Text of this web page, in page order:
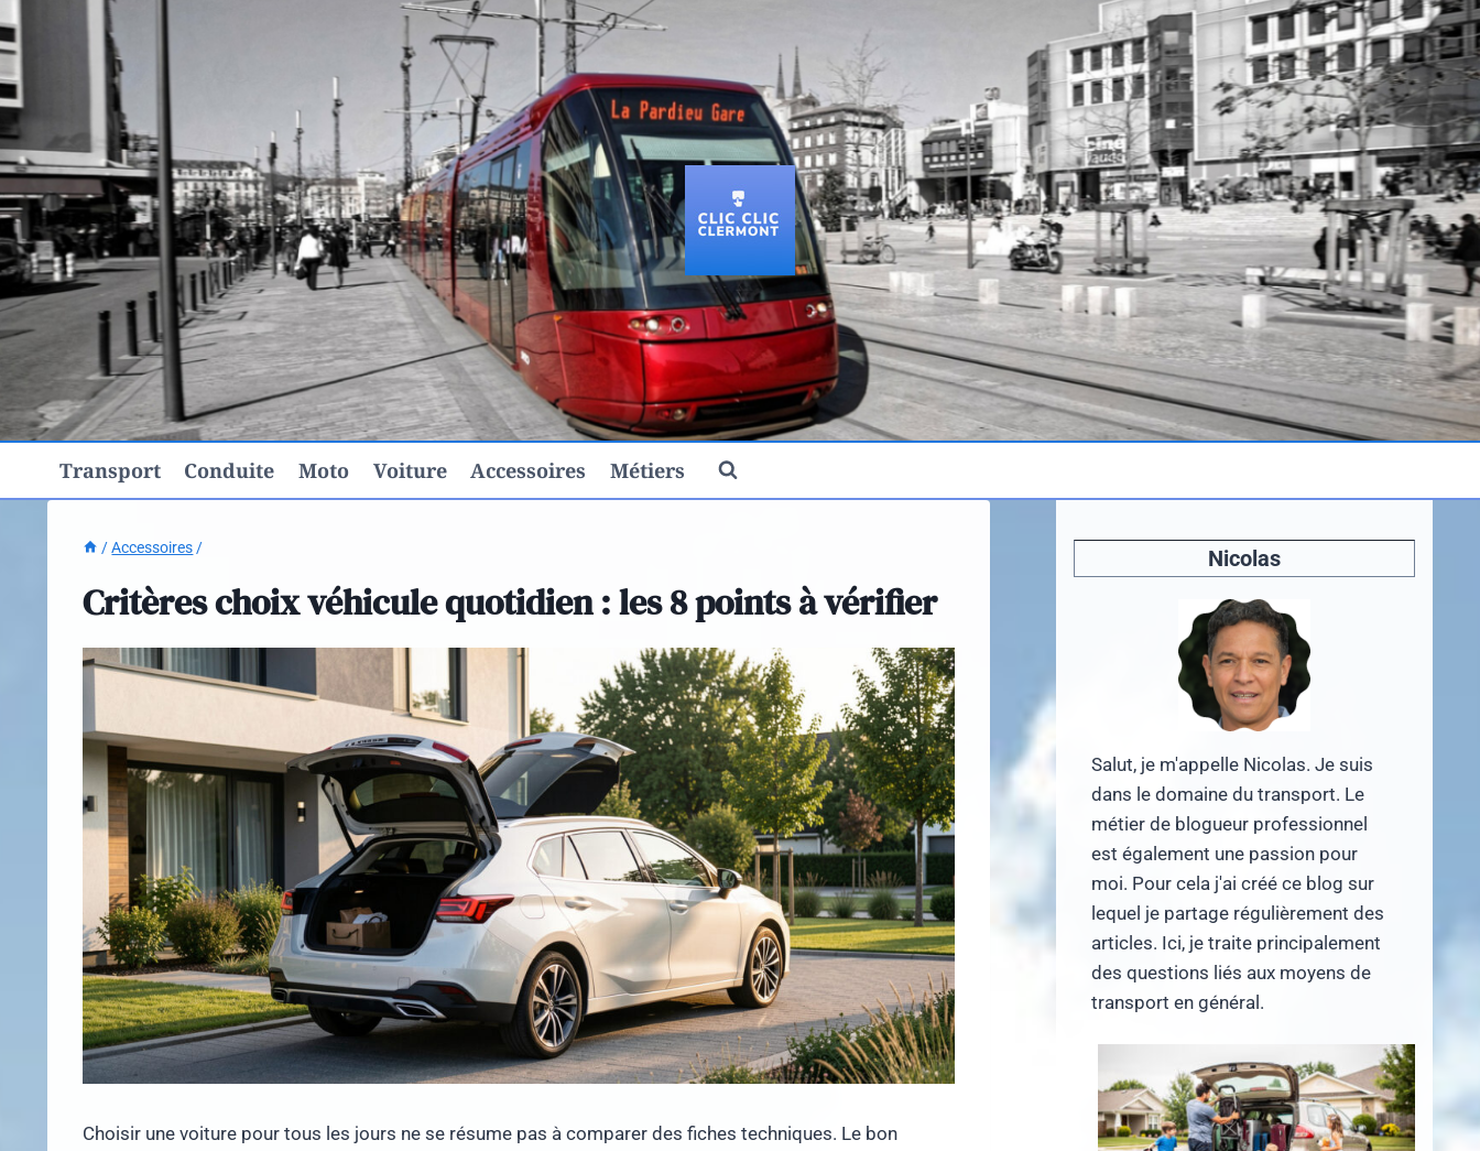
au
contenu
Transport Conduite Moto Voiture Accessoires Métiers
/ Accessoires /
Critères choix véhicule quotidien : les 8 points à vérifier
Choisir une voiture pour tous les jours ne se résume pas à comparer des fiches techniques. Le bon
Nicolas
Salut, je m'appelle Nicolas. Je suis
dans le domaine du transport. Le
métier de blogueur professionnel
est également une passion pour
moi. Pour cela j'ai créé ce blog sur
lequel je partage régulièrement des
articles. Ici, je traite principalement
des questions liés aux moyens de
transport en général.